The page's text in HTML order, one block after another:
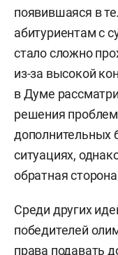
появившаяся в
абитуриентам с
стало сложно
из-за высокой
в Думе
решения
дополнительных
ситуациях,
обратная
Среди других
победителей
права подавать